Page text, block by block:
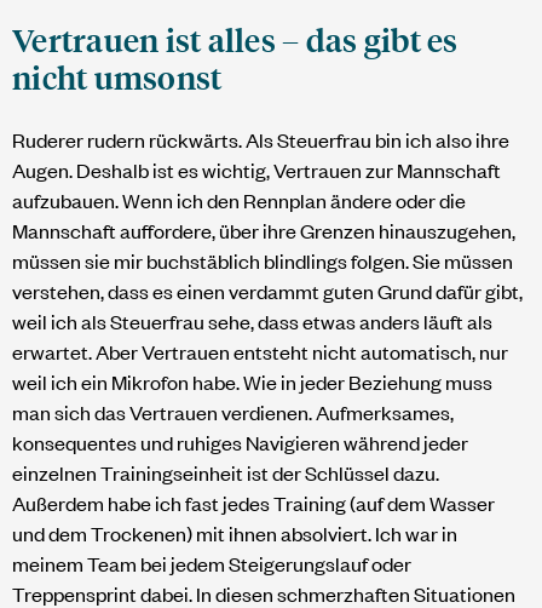
Vertrauen ist alles – das gibt es
nicht umsonst
Ruderer rudern rückwärts. Als Steuerfrau bin ich also ihre
Augen. Deshalb ist es wichtig, Vertrauen zur Mannschaft
aufzubauen. Wenn ich den Rennplan ändere oder die
Mannschaft auffordere, über ihre Grenzen hinauszugehen,
müssen sie mir buchstäblich blindlings folgen. Sie müssen
verstehen, dass es einen verdammt guten Grund dafür gibt,
weil ich als Steuerfrau sehe, dass etwas anders läuft als
erwartet. Aber Vertrauen entsteht nicht automatisch, nur
weil ich ein Mikrofon habe. Wie in jeder Beziehung muss
man sich das Vertrauen verdienen. Aufmerksames,
konsequentes und ruhiges Navigieren während jeder
einzelnen Trainingseinheit ist der Schlüssel dazu.
Außerdem habe ich fast jedes Training (auf dem Wasser
und dem Trockenen) mit ihnen absolviert. Ich war in
meinem Team bei jedem Steigerungslauf oder
Treppensprint dabei. In diesen schmerzhaften Situationen